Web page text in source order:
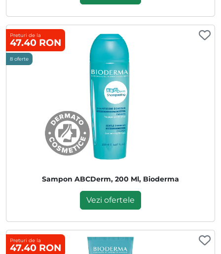
Sampon ABCDerm, 200 Ml, Bioderma
Preturi de la
47.40 RON
8 oferte
Vezi ofertele
Preturi de la
47.40 RON